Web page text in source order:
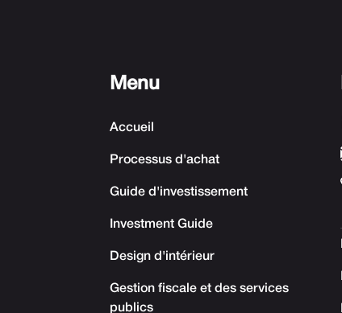
Menu
Accueil
Processus d'achat
Guide d'investissement
Investment Guide
Design d'intérieur
Gestion fiscale et des services
publics